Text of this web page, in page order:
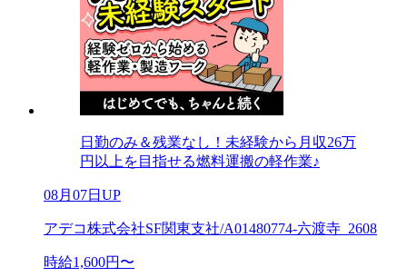
日勤のみ＆残業なし！未経験から月収26万
円以上を目指せる燃料運搬の軽作業♪
08月07日UP
アデコ株式会社SF関東支社/A01480774-六渡寺_2608
時給1,600円〜